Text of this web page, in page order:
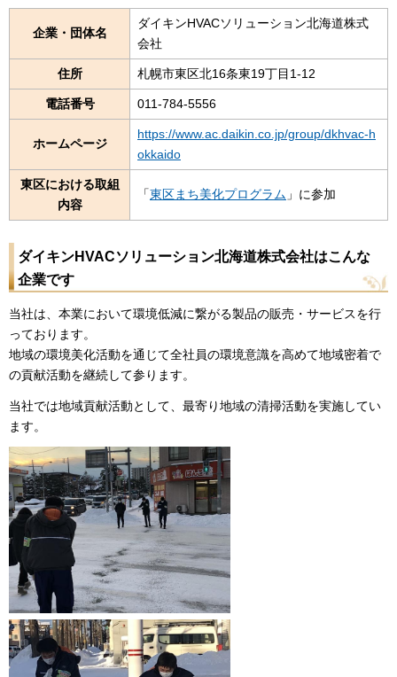
企業・団体名
ダイキンHVACソリューション北海道株式
会社
住所 札幌市東区北16条東19丁目1-12
電話番号 011-784-5556
ホームページ
https://www.ac.daikin.co.jp/group/dkhvac-h
okkaido
東区における取組
内容
「東区まち美化プログラム 」に参加
ダイキンHVACソリューション北海道株式会社はこんな
企業です
当社は、本業において環境低減に繋がる製品の販売・サービスを行
っております。
地域の環境美化活動を通じて全社員の環境意識を高めて地域密着で
の貢献活動を継続して参ります。
当社では地域貢献活動として、最寄り地域の清掃活動を実施してい
ます。